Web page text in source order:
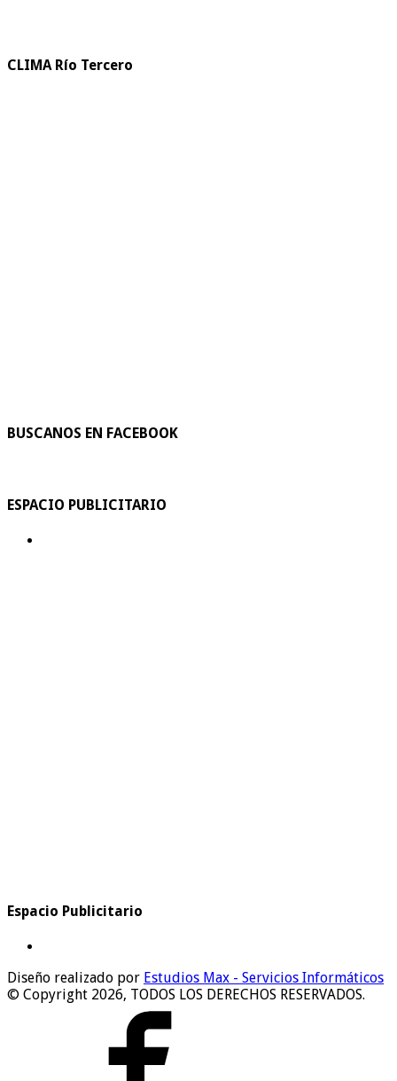
CLIMA Río Tercero
BUSCANOS EN FACEBOOK
ESPACIO PUBLICITARIO
Espacio Publicitario
Diseño realizado por Estudios Max - Servicios Informáticos
© Copyright 2026, TODOS LOS DERECHOS RESERVADOS.